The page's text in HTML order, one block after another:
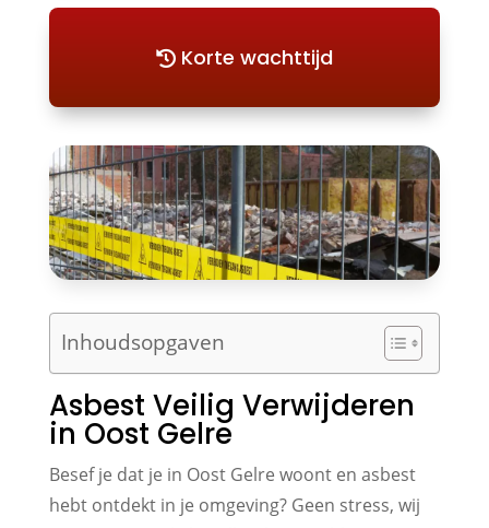
Korte wachttijd
Inhoudsopgaven
Asbest Veilig Verwijderen
in Oost Gelre
Besef je dat je in Oost Gelre woont en asbest
hebt ontdekt in je omgeving? Geen stress, wij